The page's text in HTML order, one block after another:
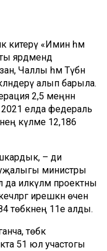
китерү «Имин һәм
ярдәмендә
Чаллы һәм Түбән
алып барыла.
2,5 меңнән
елда федераль
күләме 12,186
– ди
министры
да илкүләм проектны
ирешкән өчен
төбәкнең 11е алды.
төбәк
51 юл участогы